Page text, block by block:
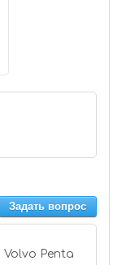
Задать вопрос
Penta